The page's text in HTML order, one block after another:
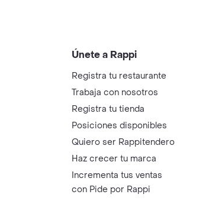
Únete a Rappi
Registra tu restaurante
Trabaja con nosotros
Registra tu tienda
Posiciones disponibles
Quiero ser Rappitendero
Haz crecer tu marca
Incrementa tus ventas
con Pide por Rappi